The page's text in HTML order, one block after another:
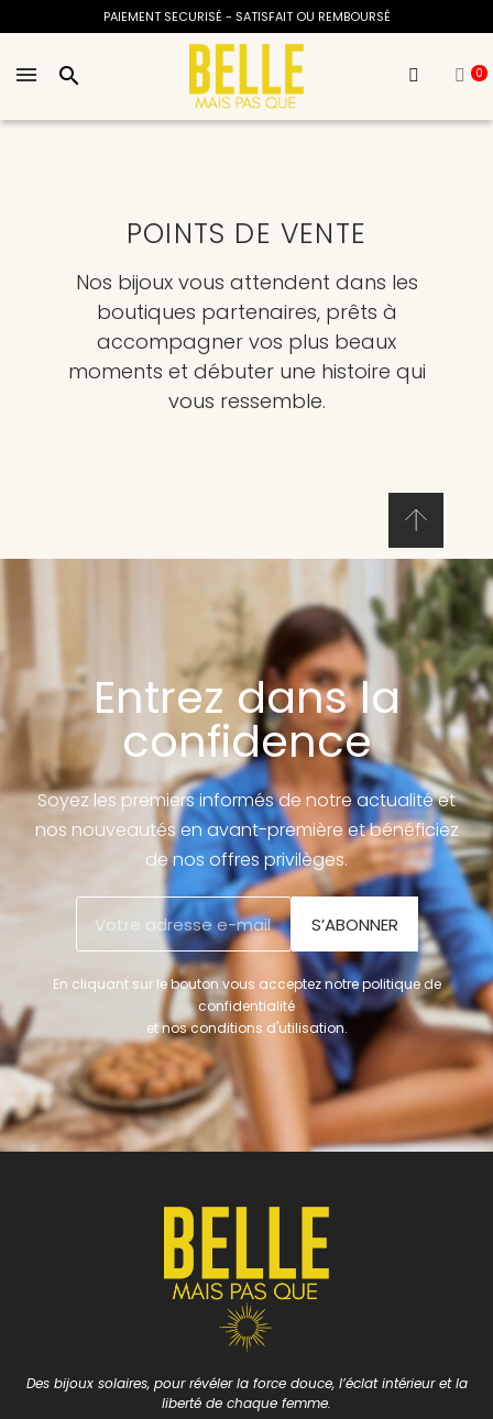
GARANTIE 1 AN - LIVRAISON OFFERTE DÈS
search 0
POINTS DE VENTE
Nos bijoux vous attendent dans les
boutiques partenaires, prêts à
accompagner vos plus beaux
moments et débuter une histoire qui
vous ressemble.
Entrez dans la
confidence
Soyez les premiers informés de notre actualité et
nos nouveautés en avant-première et bénéficiez
de nos offres privilèges.
S’ABONNER
En cliquant sur le bouton vous acceptez notre politique de
confidentialité
et nos conditions d'utilisation.
Des bijoux solaires, pour révéler la force douce, l’éclat intérieur et la
liberté de chaque femme.